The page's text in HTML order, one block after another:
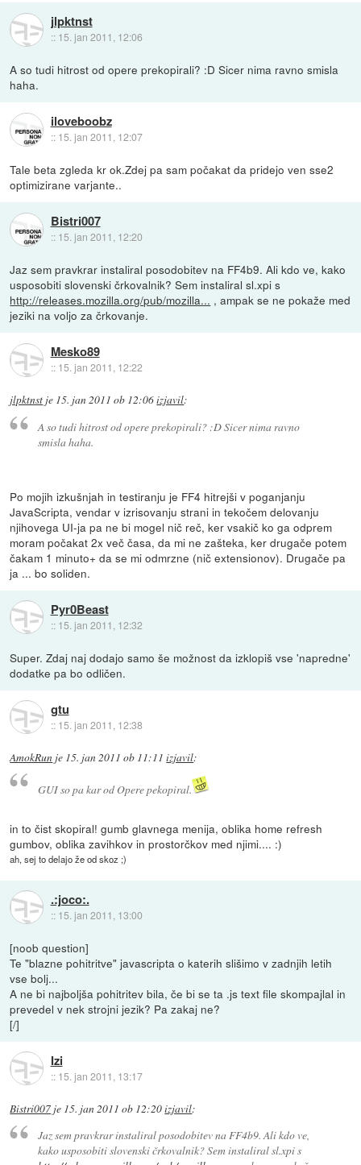
jlpktnst
:: 15. jan 2011, 12:06
A so tudi hitrost od opere prekopirali? :D Sicer nima ravno smisla
haha.
iloveboobz
:: 15. jan 2011, 12:07
Tale beta zgleda kr ok.Zdej pa sam počakat da pridejo ven sse2
optimizirane varjante..
Bistri007
:: 15. jan 2011, 12:20
Jaz sem pravkrar instaliral posodobitev na FF4b9. Ali kdo ve, kako
usposobiti slovenski črkovalnik? Sem instaliral sl.xpi s
http://releases.mozilla.org/pub/mozilla... , ampak se ne pokaže med
jeziki na voljo za črkovanje.
Mesko89
:: 15. jan 2011, 12:22
jlpktnst je 15. jan 2011 ob 12:06izjavil:
A so tudi hitrost od opere prekopirali? :D Sicer nima ravno
smisla haha.
Po mojih izkušnjah in testiranju je FF4 hitrejši v poganjanju
JavaScripta, vendar v izrisovanju strani in tekočem delovanju
njihovega UI-ja pa ne bi mogel nič reč, ker vsakič ko ga odprem
moram počakat 2x več časa, da mi ne zašteka, ker drugače potem
čakam 1 minuto+ da se mi odmrzne (nič extensionov). Drugače pa
ja ... bo soliden.
Pyr0Beast
:: 15. jan 2011, 12:32
Super. Zdaj naj dodajo samo še možnost da izklopiš vse 'napredne'
dodatke pa bo odličen.
gtu
:: 15. jan 2011, 12:38
AmokRun je 15. jan 2011 ob 11:11 izjavil:
GUI so pa kar od Opere pekopiral.
in to čist skopiral! gumb glavnega menija, oblika home refresh
gumbov, oblika zavihkov in prostorčkov med njimi.... :)
ah, sej to delajo že od skoz ;)
.:joco:.
:: 15. jan 2011, 13:00
[noob question]
Te "blazne pohitritve" javascripta o katerih slišimo v zadnjih letih
vse bolj...
A ne bi najboljša pohitritev bila, če bi se ta .js text file skompajlal in
prevedel v nek strojni jezik? Pa zakaj ne?
[/]
Izi
:: 15. jan 2011, 13:17
Bistri007 je 15. jan 2011 ob 12:20izjavil:
Jaz sem pravkrar instaliral posodobitev na FF4b9. Ali kdo ve,
kako usposobiti slovenski črkovalnik? Sem instaliral sl.xpi s